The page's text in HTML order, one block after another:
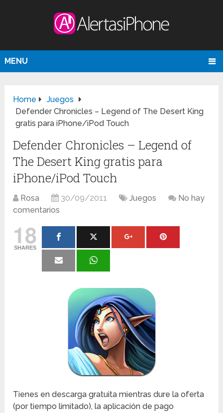
MENU
Home
Juegos
Defender Chronicles – Legend of The Desert King
gratis para iPhone/iPod Touch
Defender Chronicles – Legend of
The Desert King gratis para
iPhone/iPod Touch
Rosa 30/09/2011 Juegos
No hay
comentarios
18
SHARES
Tienes en descarga gratuita mientras dure la oferta
(por tiempo limitado), la aplicación de pago